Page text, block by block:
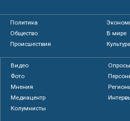
Политика
Общество
В мире
Происшествия
Культура
Видео
Опросы
Фото
Мнения
Медиацентр
Колумнисты